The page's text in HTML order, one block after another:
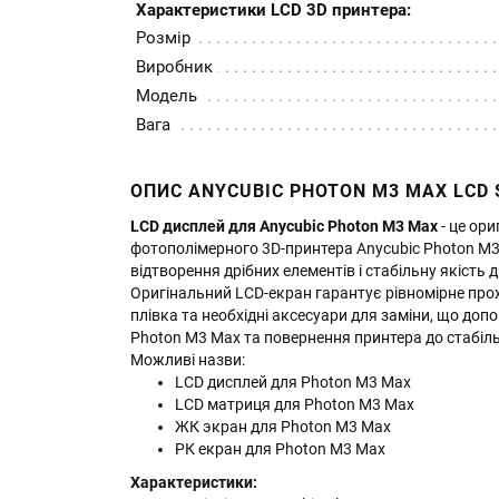
Характеристики LCD 3D принтера:
Розмір
Виробник
Модель
Вага
ОПИС ANYCUBIC PHOTON M3 MAX LCD
LCD дисплей для Anycubic Photon M3 Max- це
фотополімерного 3D-принтера Anycubic Photon
відтворення дрібних елементів і стабільну
Оригінальний LCD-екран гарантує рівномірне
плівка та необхідні аксесуари для заміни, що
Photon M3 Max та повернення принтера до
Можливі назви:
LCD дисплей для Photon M3 Max
LCD матриця для Photon M3 Max
ЖК экран для Photon M3 Max
РК eкран для Photon M3 Max
Характеристики: